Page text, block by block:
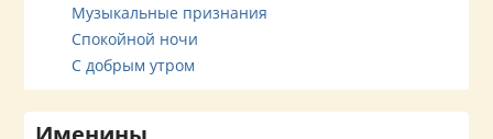
Музыкальные признания
Спокойной ночи
С добрым утром